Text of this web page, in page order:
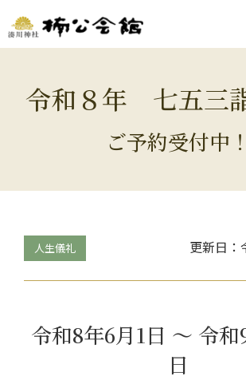
令和８年 七五三
ご予約受付中！
人生儀礼 更新日：
令和8年6月1日 ～ 令和
日